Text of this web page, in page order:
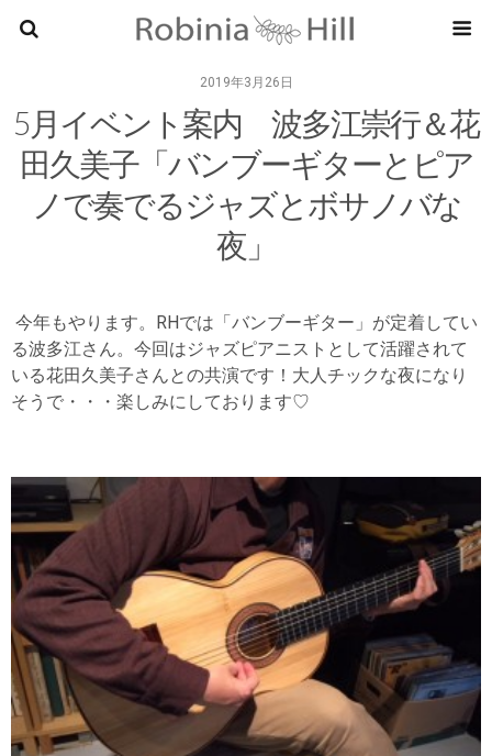
2019年3月26日
5月イベント案内 波多江崇行＆花
田久美子「バンブーギターとピア
ノで奏でるジャズとボサノバな
夜」
今年もやります。RHでは「バンブーギター」が定着してい
る波多江さん。今回はジャズピアニストとして活躍されて
いる花田久美子さんとの共演です！大人チックな夜になり
そうで・・・楽しみにしております♡